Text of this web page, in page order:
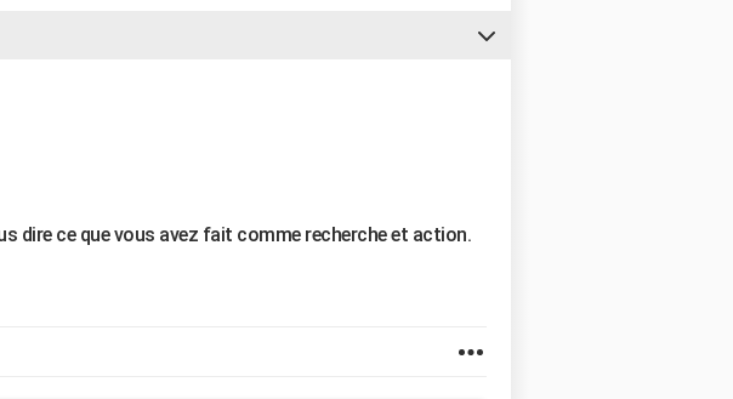
dire ce que vous avez fait comme recherche et action.